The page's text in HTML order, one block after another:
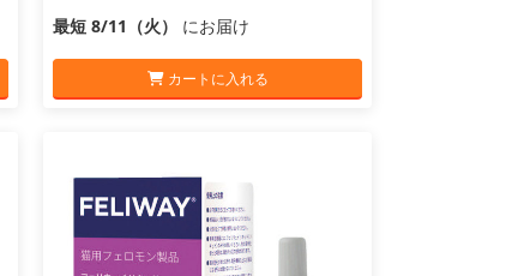
最短 8/11（火） にお届け
カートに入れる